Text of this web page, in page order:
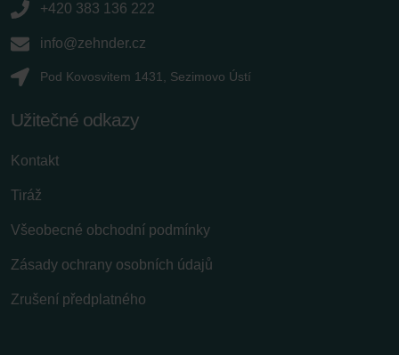
+420 383 136 222
info@zehnder.cz
Pod Kovosvitem 1431, Sezimovo Ústí
Užitečné odkazy
Kontakt
Tiráž
Všeobecné obchodní podmínky
Zásady ochrany osobních údajů
Zrušení předplatného